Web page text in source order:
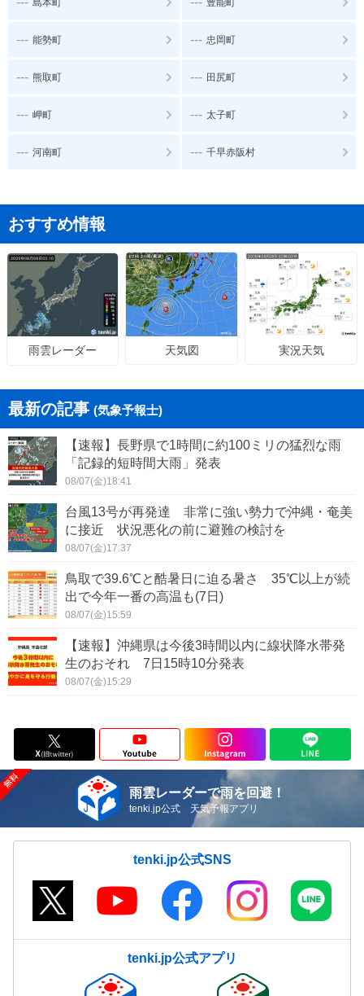
--- 能勢町 --- 忠岡町
--- 熊取町 --- 田尻町
--- 岬町 --- 太子町
--- 河南町 --- 千早赤阪村
おすすめ情報
雨雲レーダー 天気図 実況天気
最新の記事 (気象予報士)
【速報】長野県で1時間に約100ミリの猛烈な雨
「記録的短時間大雨」発表
08/07(金)18:41
台風13号が再発達 非常に強い勢力で沖縄・奄美
に接近 状況悪化の前に避難の検討を
08/07(金)17:37
鳥取で39.6℃と酷暑日に迫る暑さ 35℃以上が続
出で今年一番の高温も(7日)
08/07(金)15:59
【速報】沖縄県は今後3時間以内に線状降水帯発
生のおそれ 7日15時10分発表
08/07(金)15:29
雨雲レーダーで雨を回避！
tenki.jp公式 天気予報アプリ
tenki.jp公式SNS
tenki.jp公式アプリ